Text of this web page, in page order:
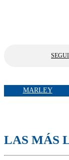
MARLEY
LAS MÁS